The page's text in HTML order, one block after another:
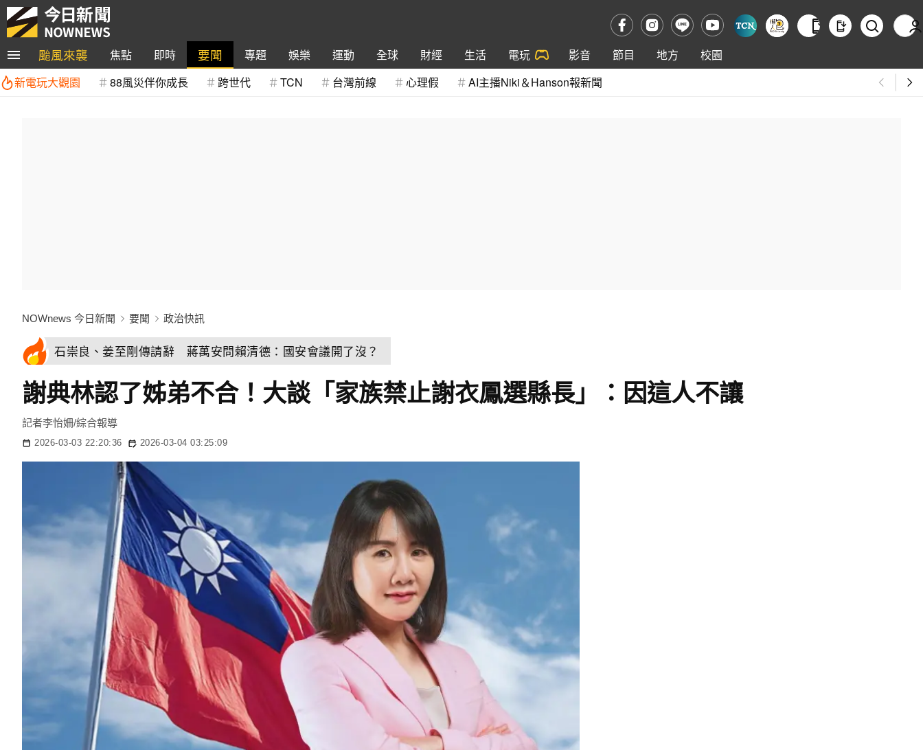
颱風來襲 焦點 即時 要聞 專題 娛樂 運動 全球 財經 生活 電玩 影音 節目 地方
校園
新電玩大觀園
88風災伴你成長 跨世代 TCN 台灣前線 心理假 AI主播Niki＆Hanson報新聞
NOWnews 今日新聞 要聞 政治快訊
石崇良、姜至剛傳請辭 蔣萬安問賴清德：國安會議開了沒？
謝典林認了姊弟不合！大談「家族禁止謝衣鳳選縣長」：因這人不讓
記者李怡姍/綜合報導
2026-03-03 22:20:36 2026-03-04 03:25:09